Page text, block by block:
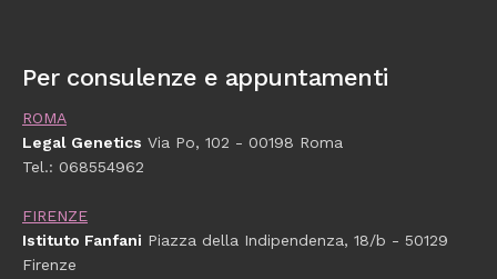
Per consulenze e appuntamenti
ROMA
Legal Genetics Via Po, 102 - 00198 Roma
Tel.: 068554962
FIRENZE
Istituto Fanfani Piazza della Indipendenza, 18/b - 50129
Firenze